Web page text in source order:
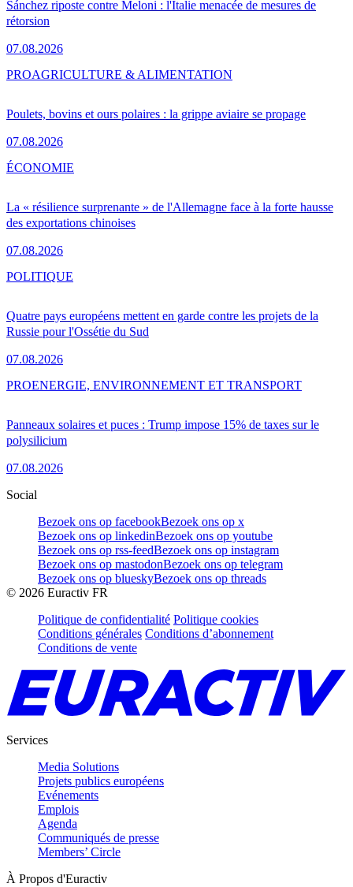
Sánchez riposte contre Meloni : l'Italie menacée de mesures de
rétorsion
07.08.2026
Poulets, bovins et ours polaires : la grippe aviaire se propage
07.08.2026
PROAGRICULTURE & ALIMENTATION
La « résilience surprenante » de l'Allemagne face à la forte hausse
des exportations chinoises
07.08.2026
ÉCONOMIE
Quatre pays européens mettent en garde contre les projets de la
Russie pour l'Ossétie du Sud
07.08.2026
POLITIQUE
Panneaux solaires et puces : Trump impose 15% de taxes sur le
polysilicium
07.08.2026
PROENERGIE, ENVIRONNEMENT ET TRANSPORT
Social
Bezoek ons op facebookBezoek ons op x
Bezoek ons op linkedinBezoek ons op youtube
Bezoek ons op rss-feedBezoek ons op instagram
Bezoek ons op mastodonBezoek ons op telegram
Bezoek ons op blueskyBezoek ons op threads
© 2026 Euractiv FR
Politique de confidentialité Politique cookies
Conditions générales Conditions d’abonnement
Conditions de vente
Services
Media Solutions
Projets publics européens
Evénements
Emplois
Agenda
Communiqués de presse
Members’ Circle
À Propos d'Euractiv